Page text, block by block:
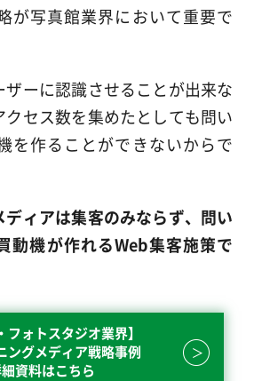
が写真館業界において重要で
ーに認識させることが出来な
クセス数を集めたとしても問い
を作ることができないからで
ィアは集客のみならず、問い
動機が作れるWeb集客施策で
フォトスタジオ業界】
ングメディア戦略事例
資料はこちら